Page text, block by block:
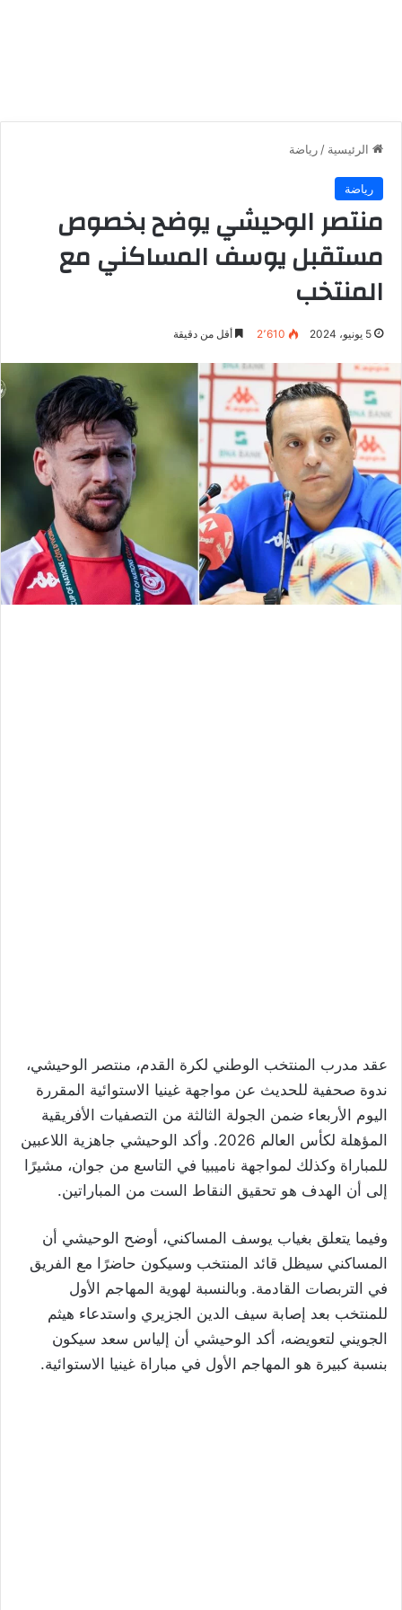
الرئيسية / رياضة
رياضة
منتصر الوحيشي يوضح بخصوص
مستقبل يوسف المساكني مع
المنتخب
5 يونيو، 2024 2٬610 أقل من دقيقة
عقد مدرب المنتخب الوطني لكرة القدم، منتصر الوحيشي،
ندوة صحفية للحديث عن مواجهة غينيا الاستوائية المقررة
اليوم الأربعاء ضمن الجولة الثالثة من التصفيات الأفريقية
المؤهلة لكأس العالم 2026. وأكد الوحيشي جاهزية اللاعبين
للمباراة وكذلك لمواجهة ناميبيا في التاسع من جوان، مشيرًا
إلى أن الهدف هو تحقيق النقاط الست من المباراتين.
وفيما يتعلق بغياب يوسف المساكني، أوضح الوحيشي أن
المساكني سيظل قائد المنتخب وسيكون حاضرًا مع الفريق
في التربصات القادمة. وبالنسبة لهوية المهاجم الأول
للمنتخب بعد إصابة سيف الدين الجزيري واستدعاء هيثم
الجويني لتعويضه، أكد الوحيشي أن إلياس سعد سيكون
بنسبة كبيرة هو المهاجم الأول في مباراة غينيا الاستوائية.